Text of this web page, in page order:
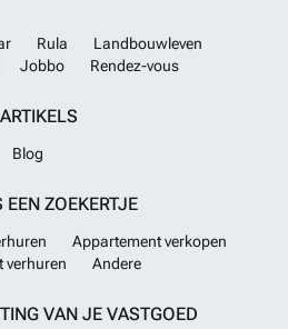
Rula
Landbouwleven
Jobbo Rendez-vous
ARTIKELS
Blog
EEN ZOEKERTJE
Appartement verkopen
verhuren
Andere
VAN JE VASTGOED